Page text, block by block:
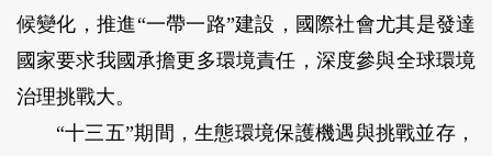
候變化，推進“一帶一路”建設，國際社會尤其是發達
國家要求我國承擔更多環境責任，深度參與全球環境
治理挑戰大。
“十三五”期間，生態環境保護機遇與挑戰並存，